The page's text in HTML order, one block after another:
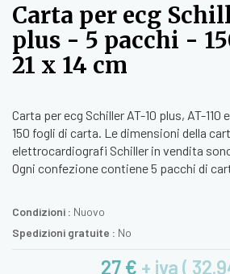
Carta per ecg
plus - 5 pacchi -
21 x 14 cm
Carta per ecg Schiller AT-10 plus, AT-110
150 fogli di carta. Le dimensioni della
elettrocardiografi Schiller in vendita
Ogni confezione contiene 5 pacchi di
Condizioni : Nuovo
Spedizioni gratuite : No
27 € + iva (